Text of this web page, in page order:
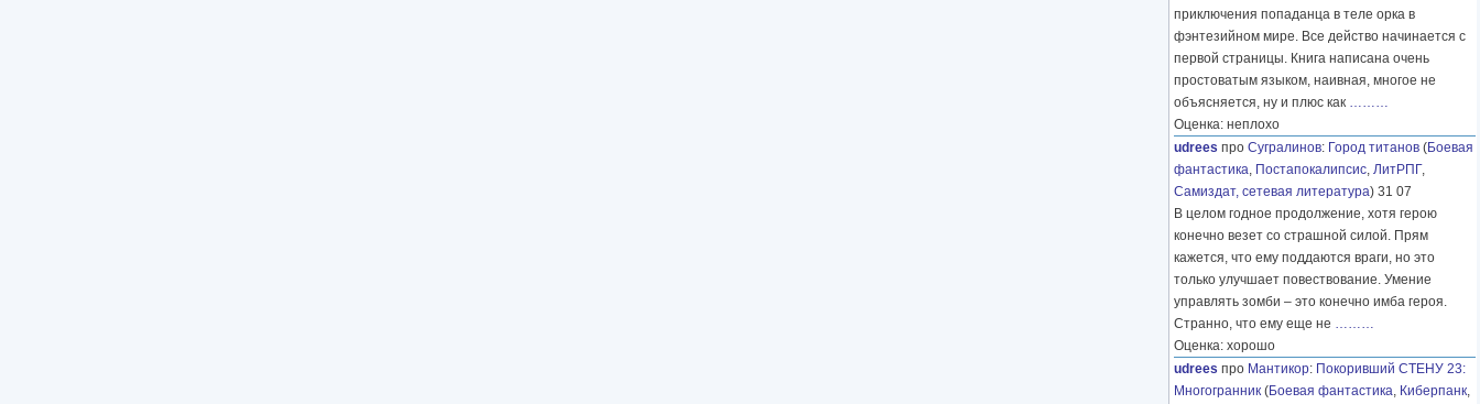
приключения попаданца в теле орка в
фэнтезийном мире. Все действо начинается с
первой страницы. Книга написана очень
простоватым языком, наивная, многое не
объясняется, ну и плюс как ………
Оценка: неплохо
udrees про Сугралинов: Город титанов (Боевая
фантастика, Постапокалипсис, ЛитРПГ,
Самиздат, сетевая литература) 31 07
В целом годное продолжение, хотя герою
конечно везет со страшной силой. Прям
кажется, что ему поддаются враги, но это
только улучшает повествование. Умение
управлять зомби – это конечно имба героя.
Странно, что ему еще не ………
Оценка: хорошо
udrees про Мантикор: Покоривший СТЕНУ 23:
Многогранник (Боевая фантастика, Киберпанк,